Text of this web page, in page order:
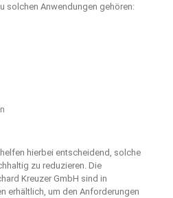
solchen Anwendungen gehören:
hierbei entscheidend, solche
zu reduzieren. Die
Kreuzer GmbH sind in
erhältlich, um den Anforderungen